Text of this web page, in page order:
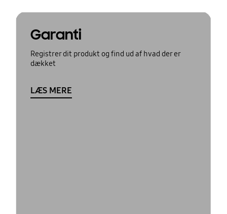
Garanti
Registrer dit produkt og find ud af hvad der er
dækket
LÆS MERE